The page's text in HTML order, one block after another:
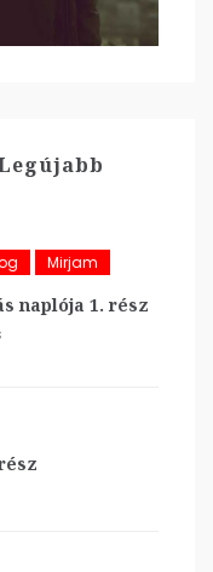
Mirjam
naplója 1. rész